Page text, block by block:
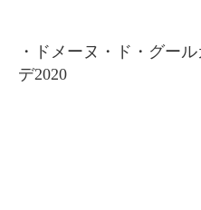
・ドメーヌ・ド・グー
デ2020